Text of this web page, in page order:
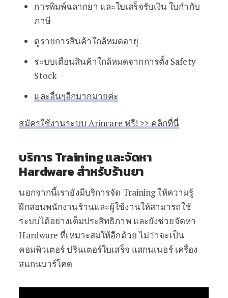
การพิมพ์ฉลากยา และใบเสร็จรับเงิน ใบกำกับ
ภาษี
ดูรายการสินค้าใกล้หมดอายุ
ระบบเตือนสินค้าใกล้หมดจากการตั้ง Safety
Stock
และอื่นๆอีกมากมายค่ะ
สมัครใช้งานระบบ Arincare ฟรี! >> คลิกที่นี่
บริการ Training และจัดหา
Hardware สำหรับร้านยา
นอกจากนี้เรายังมีบริการจัด Training ให้ความรู้
ฝึกสอนพนักงานร้านและผู้ใช้งานให้สามารถใช้
ระบบได้อย่างเต็มประสิทธิภาพ และยังช่วยจัดหา
Hardware ที่เหมาะสมให้อีกด้วย ไม่ว่าจะเป็น
คอมพิวเตอร์ ปรินเตอร์ใบเสร็จ แสกนเนอร์ เครื่อง
สแกนบาร์โคด